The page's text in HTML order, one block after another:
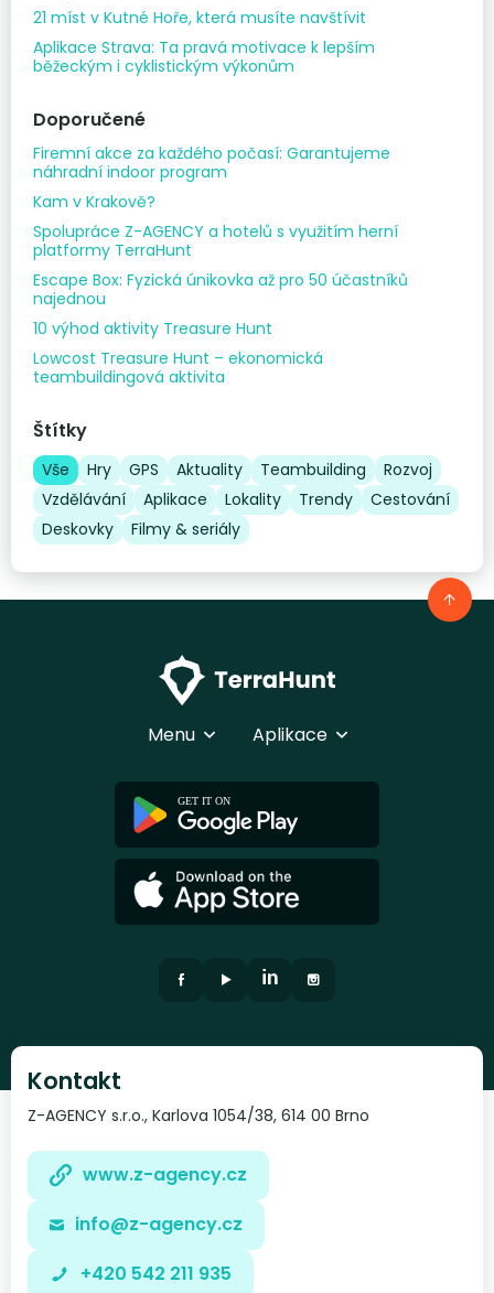
21 míst v Kutné Hoře, která musíte navštívit
Aplikace Strava: Ta pravá motivace k lepším
běžeckým i cyklistickým výkonům
Doporučené
Firemní akce za každého počasí: Garantujeme
náhradní indoor program
Kam v Krakově?
Spolupráce Z-AGENCY a hotelů s využitím herní
platformy TerraHunt
Escape Box: Fyzická únikovka až pro 50 účastníků
najednou
10 výhod aktivity Treasure Hunt
Lowcost Treasure Hunt – ekonomická
teambuildingová aktivita
Štítky
Vše Hry GPS Aktuality Teambuilding
Rozvoj
Vzdělávání
Aplikace Lokality Trendy
Cestování
Deskovky
Filmy & seriály
Menu Aplikace
Kontakt
Z-AGENCY s.r.o., Karlova 1054/38, 614 00 Brno
www.z-agency.cz
info@z-agency.cz
+420 542 211 935